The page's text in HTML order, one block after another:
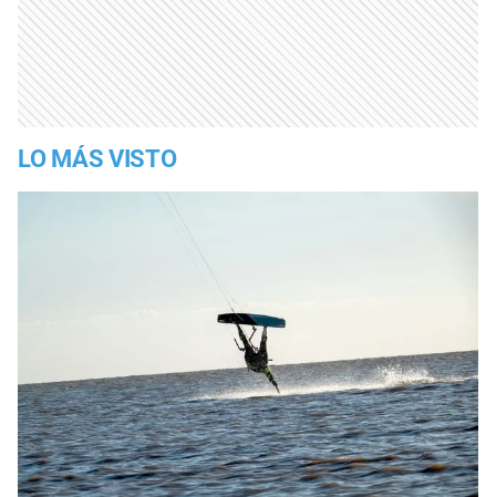
LO MÁS VISTO